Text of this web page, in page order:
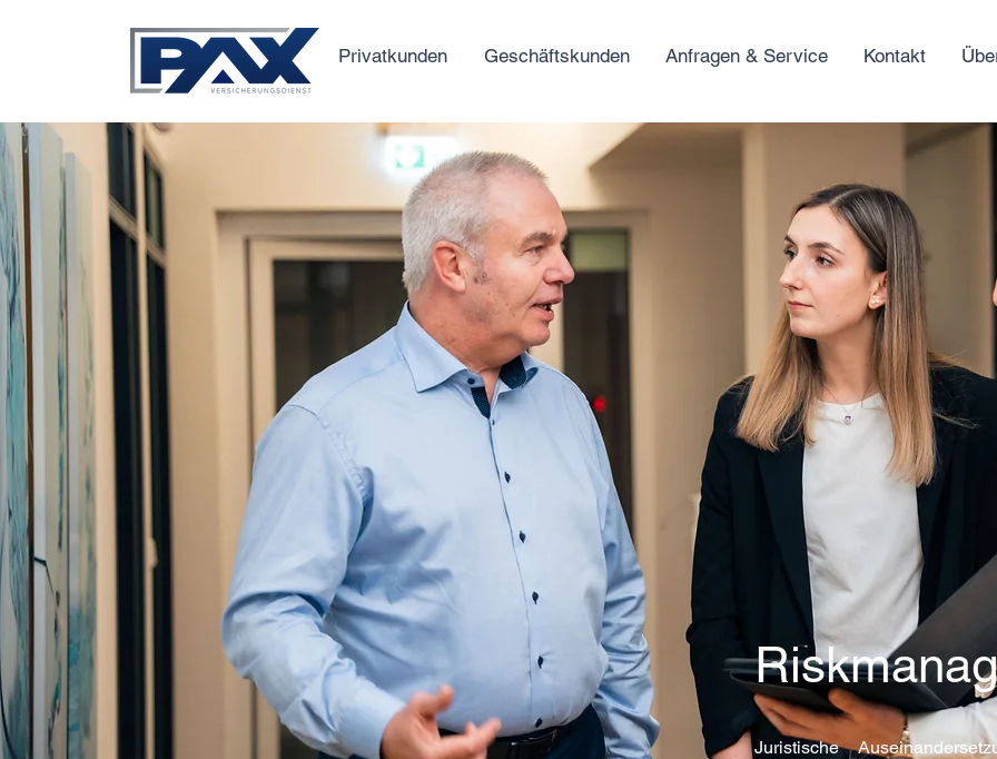
Privatkunden Geschäftskunden Anfragen & Service Kontakt
Unsere Leistungen
Dies ist deine Leistungsseite. Es ist die ideale Möglichkeit, um mehr Details zu den
angebotenen Leistungen zu teilen. Doppelklicke auf das Textfeld und passe den
individuell an. Füge relevante Infos für deine Besucher hinzu.
Juristische